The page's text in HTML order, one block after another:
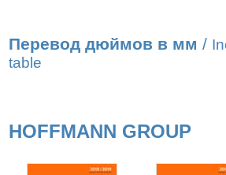
Перевод дюймов в мм /
table
HOFFMANN GROUP